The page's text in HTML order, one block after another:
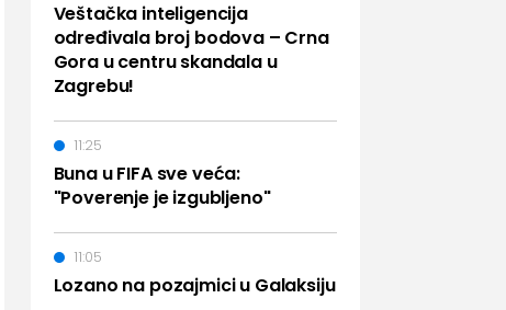
Veštačka inteligencija
određivala broj bodova – Crna
Gora u centru skandala u
Zagrebu!
Buna u FIFA sve veća:
"Poverenje je izgubljeno"
11:25
Lozano na pozajmici u Galaksiju
11:05